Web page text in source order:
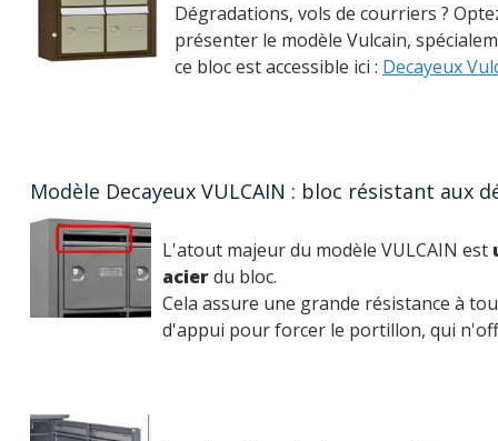
Dégradations, vols de courriers ?
présenter le modèle Vulcain,
ce bloc est accessible ici : Decayeux
Modèle Decayeux VULCAIN : bloc résistant aux
L'atout majeur du modèle VULCAIN est
acierdu bloc.
Cela assure une grande résistance à
d'appui pour forcer le portillon, qui